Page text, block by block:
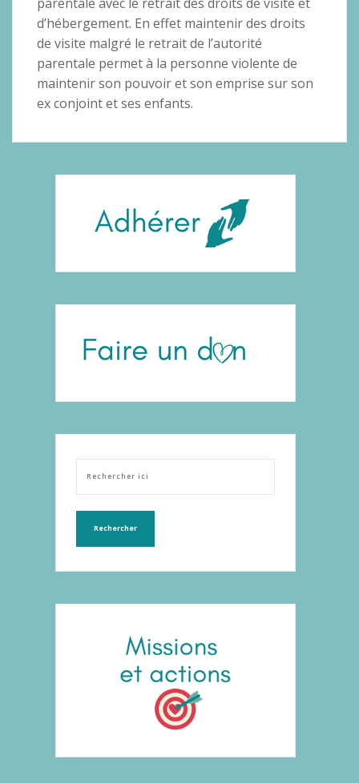
d’hébergement. En effet maintenir des droits
de visite malgré le retrait de l’autorité
parentale permet à la personne violente de
maintenir son pouvoir et son emprise sur son
ex conjoint et ses enfants.